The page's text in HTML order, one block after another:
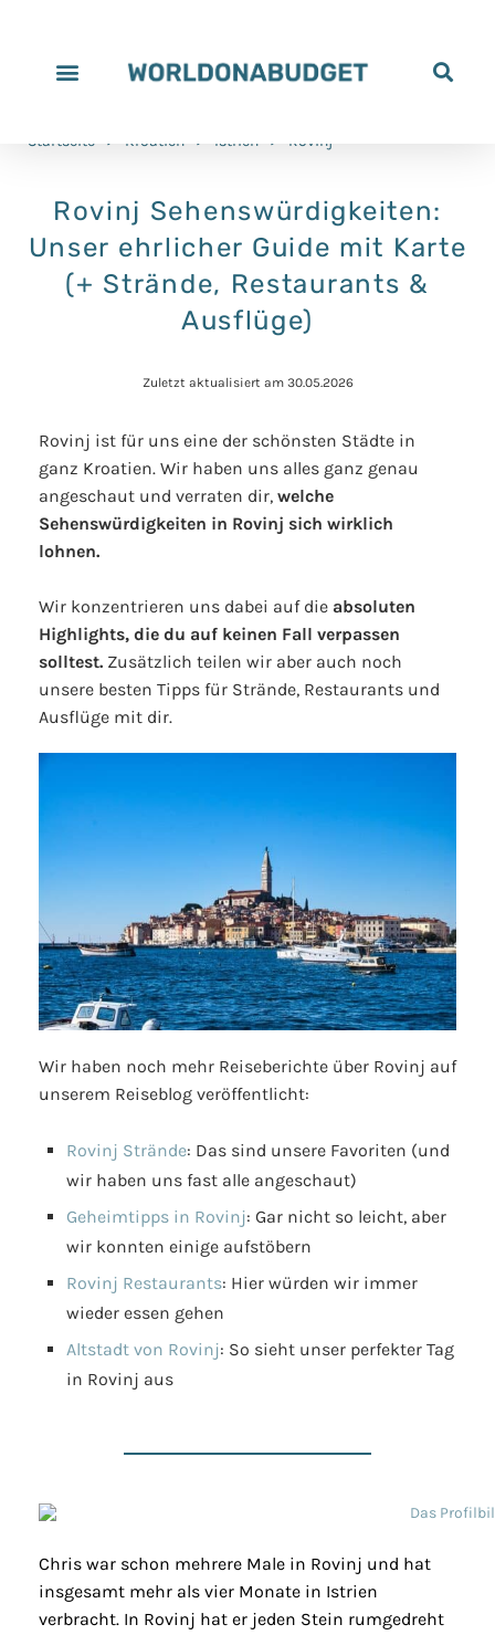
Startseite > Kroatien > Istrien > Rovinj
Rovinj Sehenswürdigkeiten:
Unser ehrlicher Guide mit Karte
(+ Strände, Restaurants &
Ausflüge)
Zuletzt aktualisiert am 30.05.2026
Rovinj ist für uns eine der schönsten Städte in
ganz Kroatien. Wir haben uns alles ganz genau
angeschaut und verraten dir, welche
Sehenswürdigkeiten in Rovinj sich wirklich
lohnen.
Wir konzentrieren uns dabei auf die absoluten
Highlights, die du auf keinen Fall verpassen
solltest. Zusätzlich teilen wir aber auch noch
unsere besten Tipps für Strände, Restaurants und
Ausflüge mit dir.
Wir haben noch mehr Reiseberichte über Rovinj auf
unserem Reiseblog veröffentlicht:
Rovinj Strände: Das sind unsere Favoriten (und
wir haben uns fast alle angeschaut)
Geheimtipps in Rovinj: Gar nicht so leicht, aber
wir konnten einige aufstöbern
Rovinj Restaurants: Hier würden wir immer
wieder essen gehen
Altstadt von Rovinj: So sieht unser perfekter Tag
in Rovinj aus
Chris war schon mehrere Male in Rovinj und hat
insgesamt mehr als vier Monate in Istrien
verbracht. In Rovinj hat er jeden Stein rumgedreht